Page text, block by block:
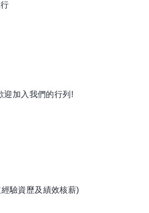
迎加入我們的行列!
驗資歷及績效核薪)